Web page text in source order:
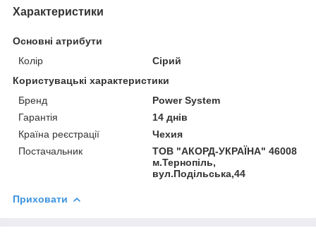
Характеристики
Основні атрибути
Колір
Сірий
Користувацькi характеристики
Бренд
Power System
Гарантія
14 днів
Країна реєстрації
Чехия
Постачальник
ТОВ "АКОРД-УКРАЇНА" 46008
м.Тернопіль,
вул.Подільська,44
Приховати